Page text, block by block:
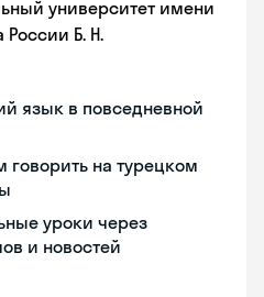
университет имени
России Б. Н.
язык в повседневной
говорить на турецком
уроки через
и новостей